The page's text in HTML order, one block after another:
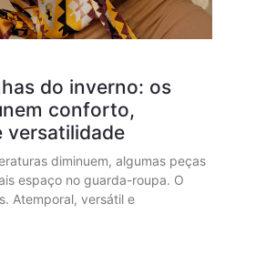
do inverno: os
conforto,
versatilidade
diminuem, algumas peças
espaço no guarda-roupa. O
Atemporal, versátil e